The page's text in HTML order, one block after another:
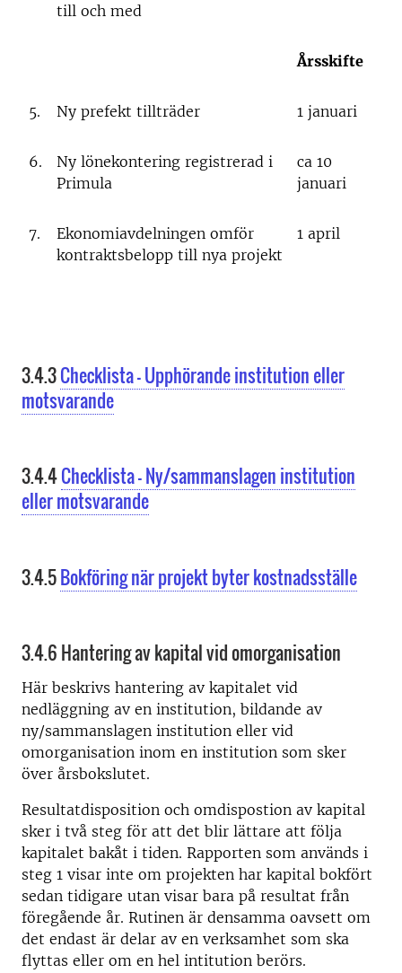
till och med
Årsskifte
5. Ny prefekt tillträder 1 januari
6.
Ny lönekontering registrerad i
Primula
ca 10
januari
7.
Ekonomiavdelningen omför
kontraktsbelopp till nya projekt
1 april
3.4.3Checklista - Upphörande institution eller
motsvarande
3.4.4Checklista - Ny/sammanslagen institution
eller motsvarande
3.4.5Bokföring när projekt byter kostnadsställe
3.4.6 Hantering av kapital vid omorganisation
Här beskrivs hantering av kapitalet vid
nedläggning av en institution, bildande av
ny/sammanslagen institution eller vid
omorganisation inom en institution som sker
över årsbokslutet.
Resultatdisposition och omdispostion av kapital
sker i två steg för att det blir lättare att följa
kapitalet bakåt i tiden. Rapporten som används i
steg 1 visar inte om projekten har kapital bokfört
sedan tidigare utan visar bara på resultat från
föregående år. Rutinen är densamma oavsett om
det endast är delar av en verksamhet som ska
flyttas eller om en hel intitution berörs.